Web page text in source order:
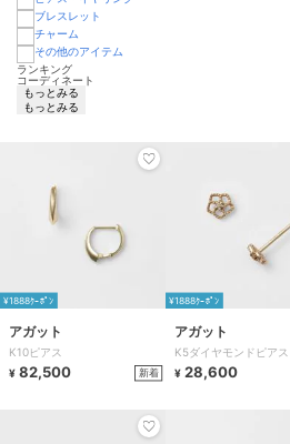
ランキング
コーディネート
もっとみる
もっとみる
¥1888ｸｰﾎﾟﾝ
アガット
K10ピアス
¥ 82,500 新着
¥1888ｸｰﾎﾟﾝ
アガット
K5ダイヤモンドピアス
¥ 28,600